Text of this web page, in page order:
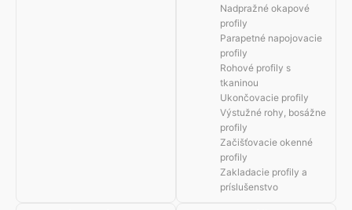
Nadpražné okapové
profily
Parapetné napojovacie
profily
Rohové profily s
tkaninou
Ukončovacie profily
Výstužné rohy, bosážne
profily
Začišťovacie okenné
profily
Zakladacie profily a
príslušenstvo